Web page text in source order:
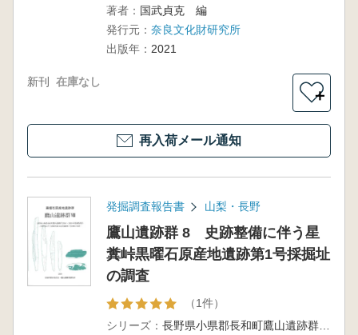
著者： 国武貞克 編
発行元： 奈良文化財研究所
出版年： 2021
新刊 在庫なし
＋
再入荷メール通知
発掘調査報告書 山梨・長野
鷹山遺跡群 8 史跡整備に伴う星
糞峠黒曜石原産地遺跡第1号採掘址
の調査
（1件）
シリーズ：
長野県小県郡長和町鷹山遺跡群2016～2019年度調査報告